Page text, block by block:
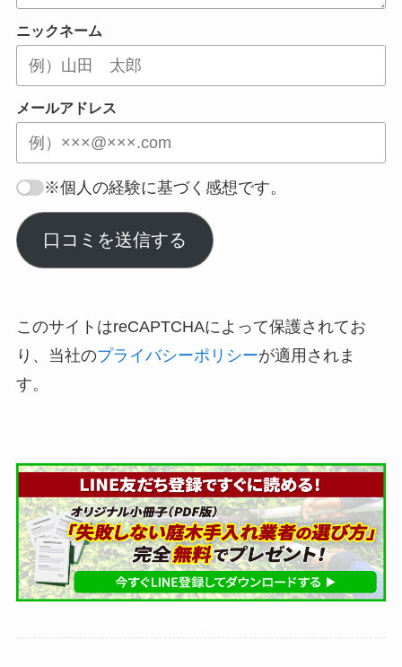
ニックネーム
メールアドレス
※個人の経験に基づく感想です。
口コミを送信する
このサイトはreCAPTCHAによって保護されてお
り、当社のプライバシーポリシーが適用されま
す。